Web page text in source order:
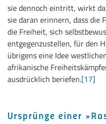
sie dennoch eintritt, wirkt
sie daran erinnern, dass die
die Freiheit, sich
entgegenzustellen, für den
übrigens eine Idee
afrikanische
ausdrücklich beriefen.[17]
Ursprünge einer